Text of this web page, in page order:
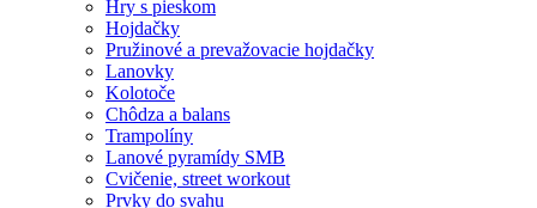
Hry s pieskom
Hojdačky
Pružinové a prevažovacie hojdačky
Lanovky
Kolotoče
Chôdza a balans
Trampolíny
Lanové pyramídy SMB
Cvičenie, street workout
Prvky do svahu